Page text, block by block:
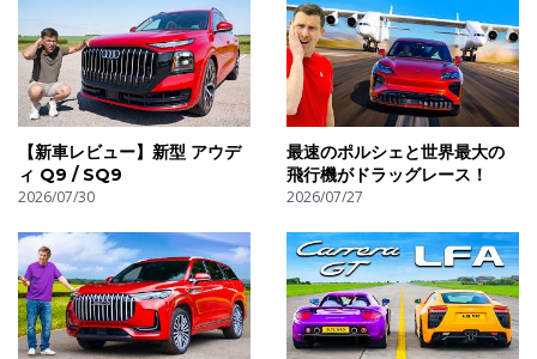
【新車レビュー】新型 アウデ
ィ Q9 / SQ9
2026/07/30
最速のポルシェと世界最大の
飛行機がドラッグレース！
2026/07/27